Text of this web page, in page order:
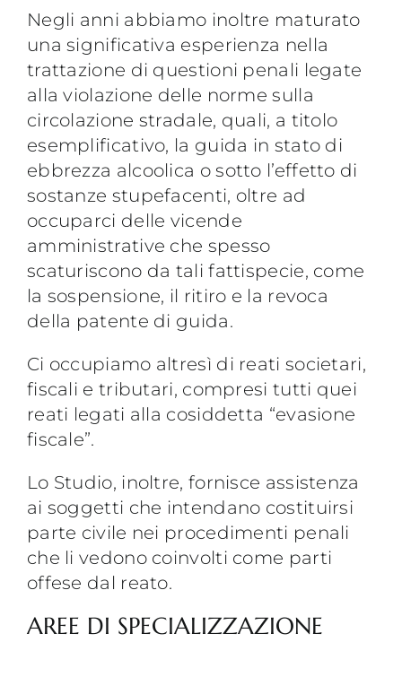
Negli anni abbiamo inoltre maturato
una significativa esperienza nella
trattazione di questioni penali legate
alla violazione delle norme sulla
circolazione stradale, quali, a titolo
esemplificativo, la guida in stato di
ebbrezza alcoolica o sotto l’effetto di
sostanze stupefacenti, oltre ad
occuparci delle vicende
amministrative che spesso
scaturiscono da tali fattispecie, come
la sospensione, il ritiro e la revoca
della patente di guida.
Ci occupiamo altresì di reati societari,
fiscali e tributari, compresi tutti quei
reati legati alla cosiddetta “evasione
fiscale”.
Lo Studio, inoltre, fornisce assistenza
ai soggetti che intendano costituirsi
parte civile nei procedimenti penali
che li vedono coinvolti come parti
offese dal reato.
AREE DI SPECIALIZZAZIONE